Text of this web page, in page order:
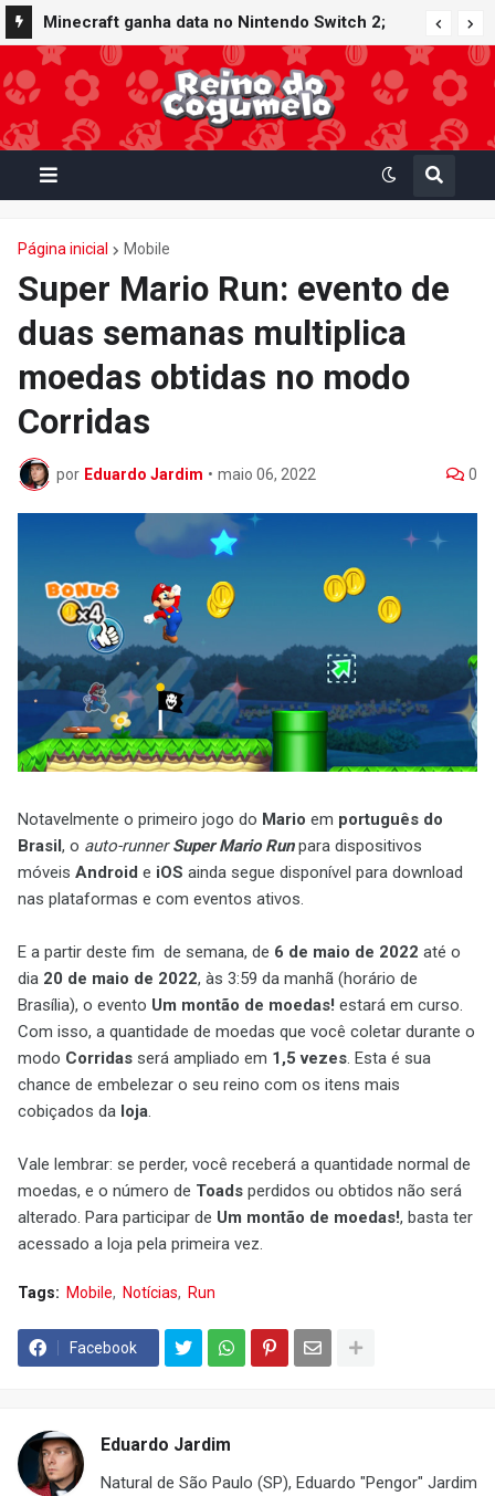
Minecraft ganha data no Nintendo Switch 2;
Super Mario Mash-Up receberá atualização
gráfica exclusiva
Página inicial Mobile
Super Mario Run: evento de
duas semanas multiplica
moedas obtidas no modo
Corridas
por Eduardo Jardim • maio 06, 2022 0
Notavelmente o primeiro jogo do Mario em português do
Brasil, o auto-runner Super Mario Runpara dispositivos
móveis Android e iOS ainda segue disponível para download
nas plataformas e com eventos ativos.
E a partir deste fim de semana, de 6 de maio de 2022 até o
dia 20 de maio de 2022, às 3:59 da manhã (horário de
Brasília), o evento Um montão de moedas! estará em curso.
Com isso, a quantidade de moedas que você coletar durante o
modo Corridas será ampliado em 1,5 vezes. Esta é sua
chance de embelezar o seu reino com os itens mais
cobiçados da loja.
Vale lembrar: se perder, você receberá a quantidade normal de
moedas, e o número de Toads perdidos ou obtidos não será
alterado. Para participar de Um montão de moedas!, basta ter
acessado a loja pela primeira vez.
Tags: Mobile Notícias Run
Facebook
Eduardo Jardim
Natural de São Paulo (SP), Eduardo "Pengor" Jardim